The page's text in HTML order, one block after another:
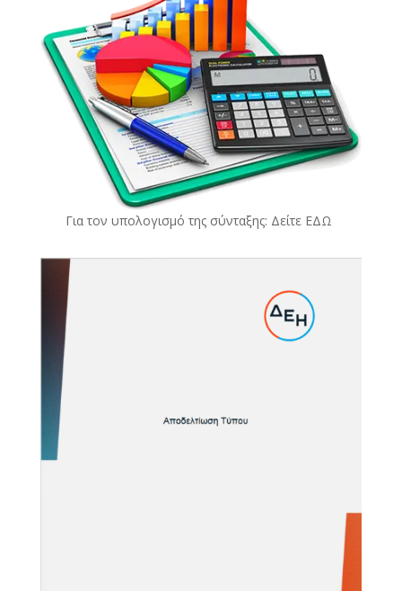
Για τον υπολογισμό της σύνταξης: Δείτε ΕΔΩ